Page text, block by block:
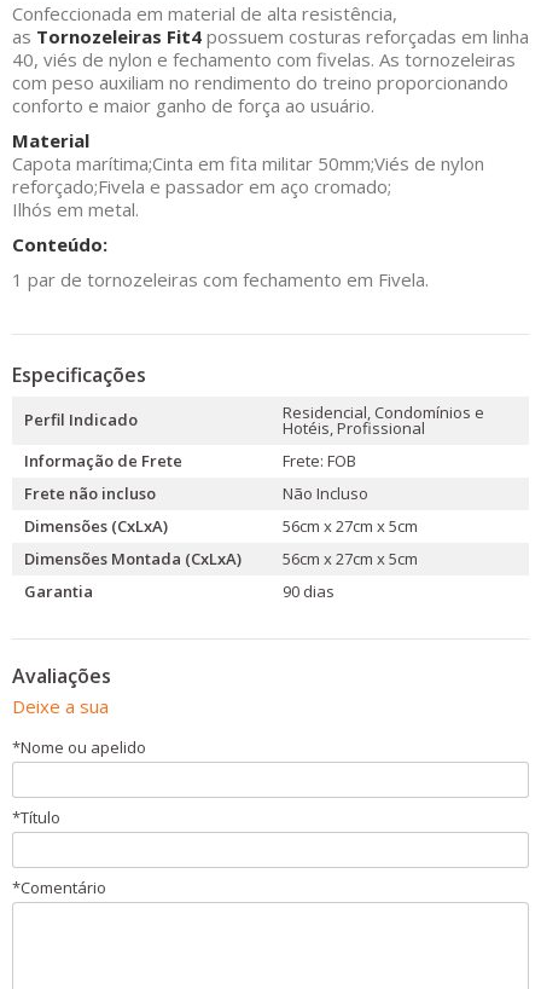
Confeccionada em material de alta resistência,
as Tornozeleiras Fit4 possuem costuras reforçadas em linha
40, viés de nylon e fechamento com fivelas. As tornozeleiras
com peso auxiliam no rendimento do treino proporcionando
conforto e maior ganho de força ao usuário.
Material
Capota marítima;Cinta em fita militar 50mm;Viés de nylon
reforçado;Fivela e passador em aço cromado;
Ilhós em metal.
Conteúdo:
1 par de tornozeleiras com fechamento em Fivela.
Especificações
Perfil Indicado Residencial, Condomínios e
Hotéis, Profissional
Informação de Frete
Frete: FOB
Frete não incluso
Não Incluso
Dimensões (CxLxA)
56cm x 27cm x 5cm
Dimensões Montada (CxLxA)
56cm x 27cm x 5cm
Garantia
90 dias
Avaliações
Deixe a sua
*Nome ou apelido
*Título
*Comentário